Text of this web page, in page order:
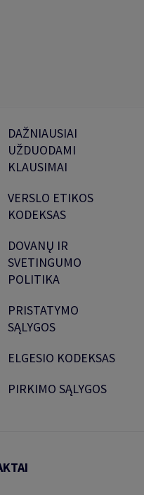
DAŽNIAUSIAI
UŽDUODAMI
KLAUSIMAI
VERSLO ETIKOS
KODEKSAS
DOVANŲ IR
SVETINGUMO
POLITIKA
PRISTATYMO
SĄLYGOS
ELGESIO KODEKSAS
PIRKIMO SĄLYGOS